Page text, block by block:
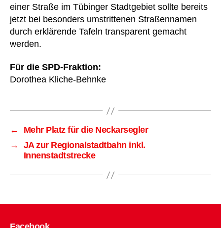
einer Straße im Tübinger Stadtgebiet sollte bereits
jetzt bei besonders umstrittenen Straßennamen
durch erklärende Tafeln transparent gemacht
werden.
Für die SPD-Fraktion:
Dorothea Kliche-Behnke
←
Mehr Platz für die Neckarsegler
→
JA zur Regionalstadtbahn inkl.
Innenstadtstrecke